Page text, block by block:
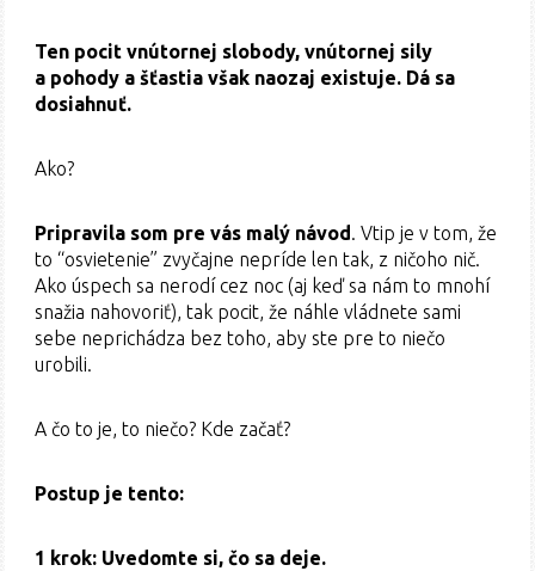
Ten pocit vnútornej slobody, vnútornej sily
a pohody a šťastia však naozaj existuje. Dá sa
dosiahnuť.
Ako?
Pripravila som pre vás malý návod . Vtip je v tom, že
to “osvietenie” zvyčajne nepríde len tak, z ničoho nič.
Ako úspech sa nerodí cez noc (aj keď sa nám to mnohí
snažia nahovoriť), tak pocit, že náhle vládnete sami
sebe neprichádza bez toho, aby ste pre to niečo
urobili.
A čo to je, to niečo? Kde začať?
Postup je tento:
1 krok: Uvedomte si, čo sa deje.